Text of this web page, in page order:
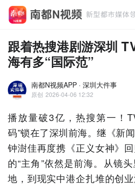
跟着热搜港剧游深圳
海有多“国际范”
南都N视频APP · 深圳大件事
原创 2026-04-06 12:32
播放量破3亿，热搜第一！
码”锁在了深圳前海。继《新
钟澍佳再度携《正义女神》
的“主角”依然是前海。从镜
地，到现实中港企扎堆的创